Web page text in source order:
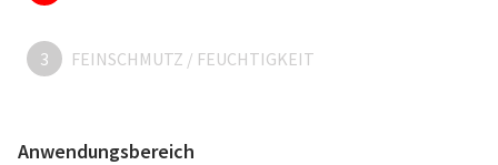
3 FEINSCHMUTZ / FEUCHTIGKEIT
Anwendungsbereich